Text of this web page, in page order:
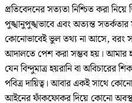
প্রতিবেদনের সত্যতা নিশ্চিত করা
পুঙ্খানুপুঙ্খভাবে এবং অত্যন্ত সতর্কতার
কোনোভাবেই ভুল তথ্য না আসে, বরং
আদালতে পেশ করা সম্ভব হয়। আমার
যেন বিন্দুমাত্র হয়রানি বা অবিচারের
পবিত্র দায়িত্ব। আবার একই সাথে
আইনের ফাঁকফোকর দিয়ে কোনো